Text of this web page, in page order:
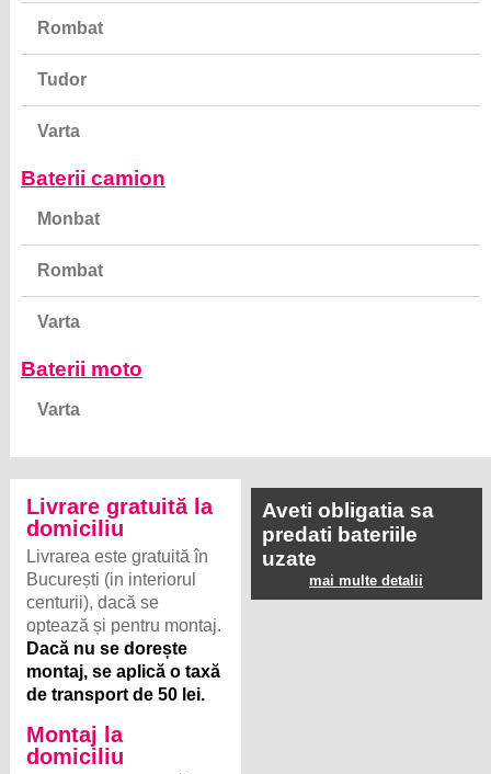
Rombat
Tudor
Varta
Baterii camion
Monbat
Rombat
Varta
Baterii moto
Varta
Livrare gratuită la
domiciliu
Livrarea este gratuită în
București (in interiorul
centurii), dacă se
optează și pentru montaj.
Dacă nu se dorește
montaj, se aplică o taxă
de transport de 50 lei.
Montaj la
domiciliu
Aveti obligatia sa
predati bateriile
uzate
mai multe detalii